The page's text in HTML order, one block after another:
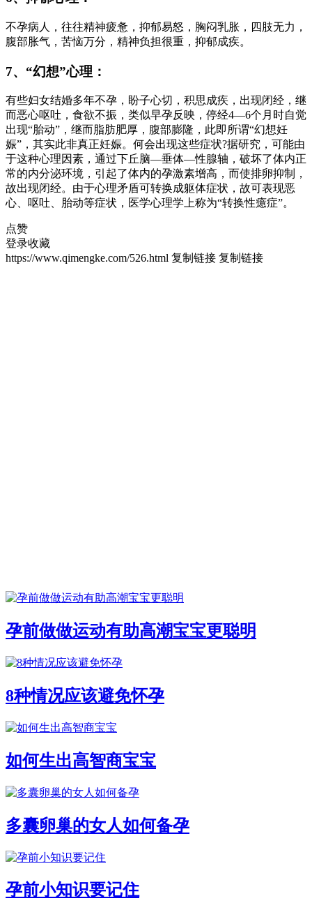
不孕病人，往往精神疲惫，抑郁易怒，胸闷乳胀，四肢无力，
腹部胀气，苦恼万分，精神负担很重，抑郁成疾。
7、“幻想”心理：
有些妇女结婚多年不孕，盼子心切，积思成疾，出现闭经，继
而恶心呕吐，食欲不振，类似早孕反映，停经4—6个月时自觉
出现“胎动”，继而脂肪肥厚，腹部膨隆，此即所谓“幻想妊
娠”，其实此非真正妊娠。何会出现这些症状?据研究，可能由
于这种心理因素，通过下丘脑—垂体—性腺轴，破坏了体内正
常的内分泌环境，引起了体内的孕激素增高，而使排卵抑制，
故出现闭经。由于心理矛盾可转换成躯体症状，故可表现恶
心、呕吐、胎动等症状，医学心理学上称为“转换性癔症”。
点赞
登录收藏
https://www.qimengke.com/526.html 复制链接 复制链接
孕前做做运动有助高潮宝宝更聪明
8种情况应该避免怀孕
如何生出高智商宝宝
多囊卵巢的女人如何备孕
孕前小知识要记住